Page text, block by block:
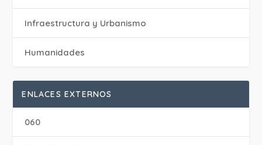
Infraestructura y Urbanismo
Humanidades
ENLACES EXTERNOS
060